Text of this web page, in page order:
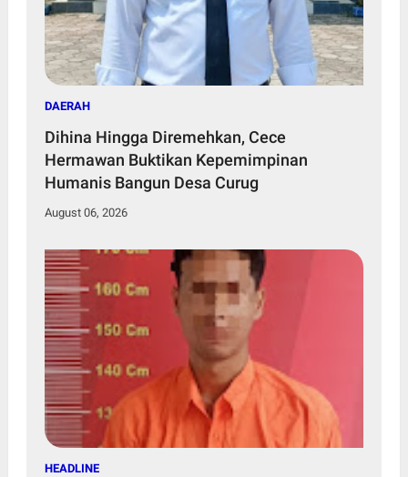
DAERAH
Dihina Hingga Diremehkan, Cece
Hermawan Buktikan Kepemimpinan
Humanis Bangun Desa Curug
August 06, 2026
HEADLINE